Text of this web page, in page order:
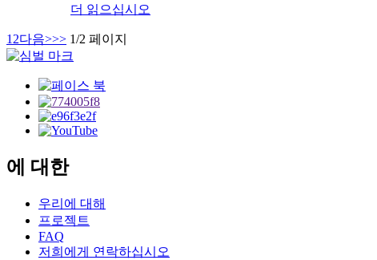
더 읽으십시오
1 2다음>>> 1/2 페이지
에 대한
우리에 대해
프로젝트
FAQ
저희에게 연락하십시오